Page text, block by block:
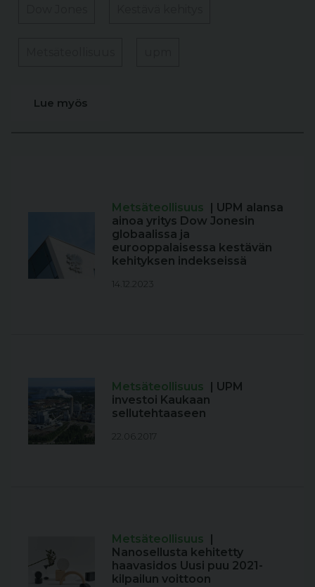
Lue myös
Metsäteollisuus | UPM alansa
ainoa yritys Dow Jonesin
globaalissa ja
eurooppalaisessa kestävän
kehityksen indekseissä
14.12.2023
Metsäteollisuus | UPM
investoi Kaukaan
sellutehtaaseen
22.06.2017
Metsäteollisuus |
Nanosellusta kehitetty
haavasidos Uusi puu 2021-
kilpailun voittoon